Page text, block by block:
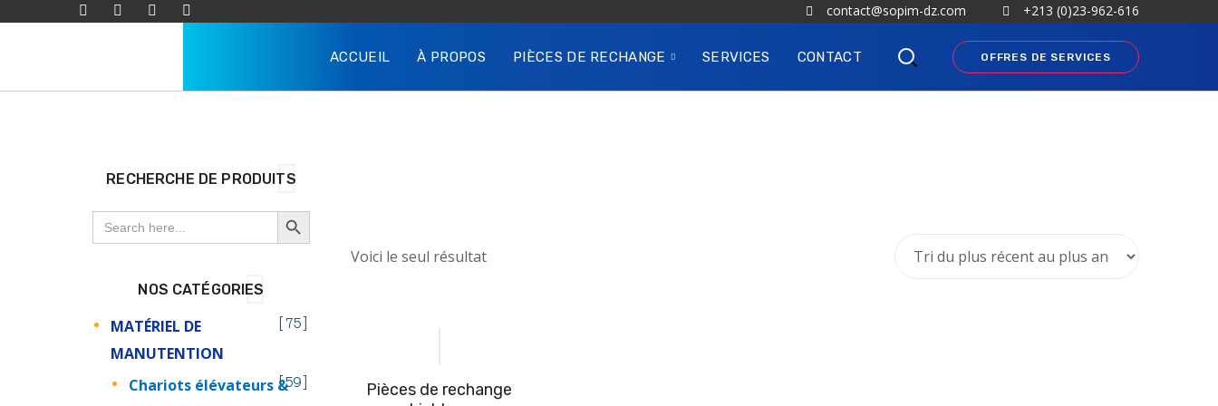
contact@sopim-dz.com +213 (0)23-962-616
ACCUEIL À PROPOS PIÈCES DE RECHANGE SERVICES CONTACT OFFRES DE SERVICES
Voici le seul résultat
Pièces de rechange
RECHERCHE DE PRODUITS
Search
for:
SEARCH BUTTON
NOS CATÉGORIES
MATÉRIEL DE
MANUTENTION
75
Chariots élévateurs &59